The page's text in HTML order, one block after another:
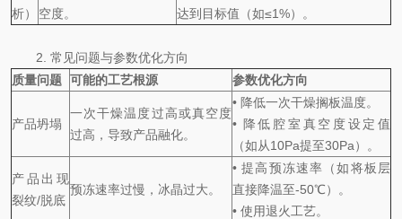
析）
空度。
达到目标值（如≤1%）。
2. 常见问题与参数优化方向
质量问题 可能的工艺根源 参数优化方向
产品坍塌
一次干燥温度过高或真空度
过高，导致产品融化。
• 降低一次干燥搁板温度。
• 降低腔室真空度设定值
（如从10Pa提至30Pa）。
产品出现
裂纹/脱底
预冻速率过慢，冰晶过大。
• 提高预冻速率（如将板层
直接降温至-50℃）。
• 使用退火工艺。